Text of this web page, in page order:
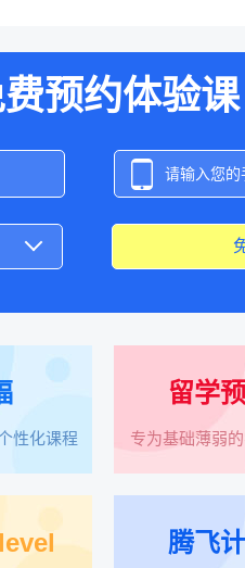
预约体验课
性化课程
留学
专为基础薄弱
腾飞